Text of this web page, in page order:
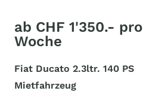
ab CHF 1'350.- pro
Woche
Fiat Ducato 2.3ltr. 140 PS
Mietfahrzeug